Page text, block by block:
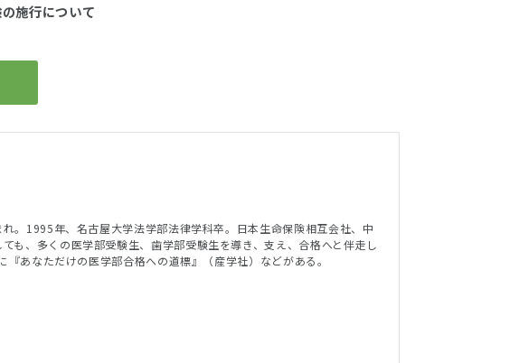
施行について
。1995年、名古屋大学法学部法律学科卒。日本生命保険相互会社、中
も、多くの医学部受験生、歯学部受験生を導き、支え、合格へと伴走し
あなただけの医学部合格への道標』（産学社）などがある。